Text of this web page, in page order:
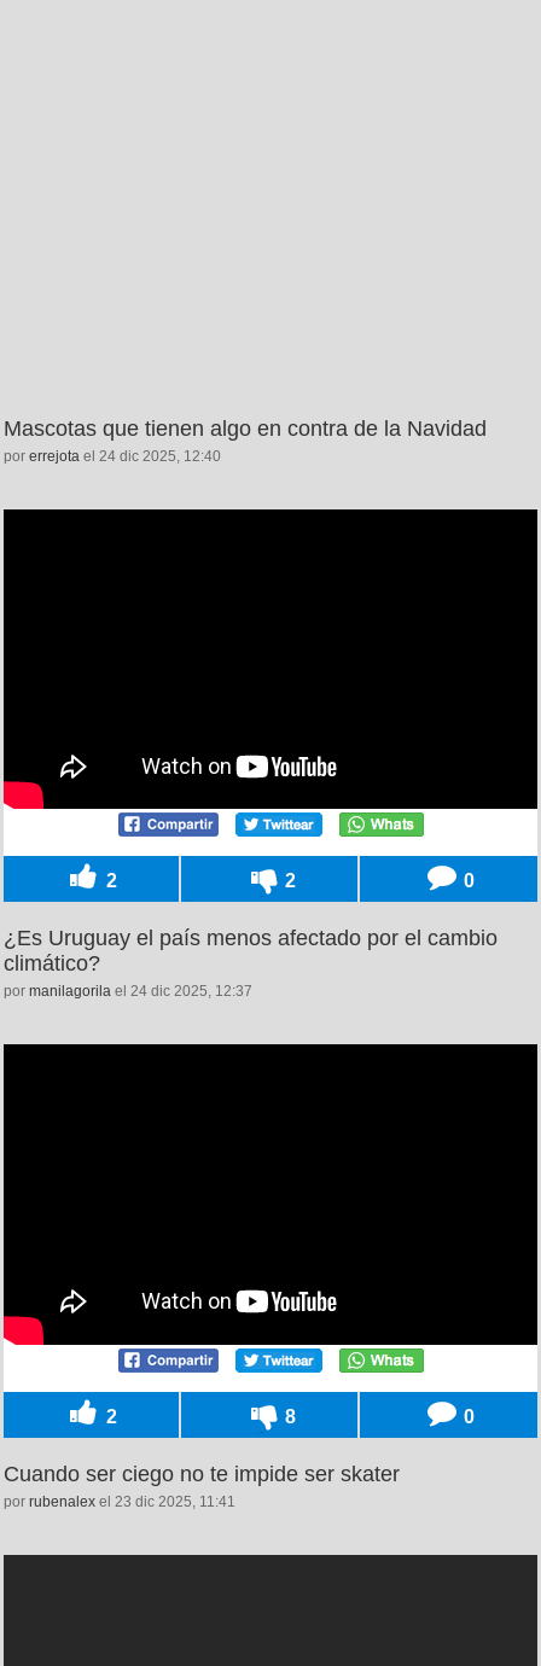
Mascotas que tienen algo en contra de la Navidad
por errejota el 24 dic 2025, 12:40
2 2 0
¿Es Uruguay el país menos afectado por el cambio
climático?
por manilagorila el 24 dic 2025, 12:37
2 8 0
Cuando ser ciego no te impide ser skater
por rubenalex el 23 dic 2025, 11:41